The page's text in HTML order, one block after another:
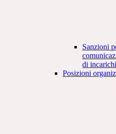
Sanzioni
di
Posizioni